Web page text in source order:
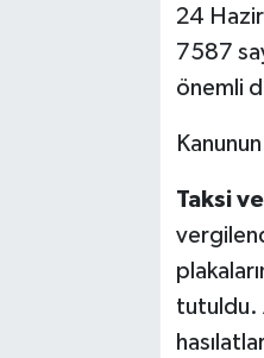
24
7587
önemli
Taksi
tutuldu.